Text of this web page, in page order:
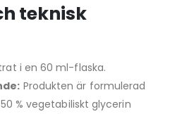
teknisk
i en 60 ml-flaska.
Produkten är formulerad
% vegetabiliskt glycerin